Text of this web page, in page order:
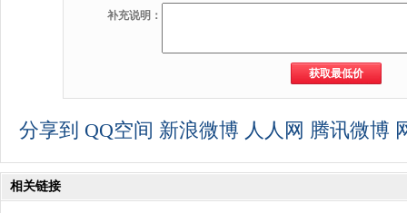
补充说明：
分享到 QQ空间 新浪微博 人人网 腾讯微博
相关链接